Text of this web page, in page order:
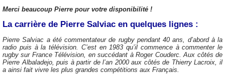
Merci beaucoup Pierre pour votre disponibilité !
La carrière de Pierre Salviac en quelques lignes :
Pierre Salviac a été commentateur de rugby pendant 40 ans, d’abord à la
radio puis à la télévision. C’est en 1983 qu’il commence à commenter le
rugby sur France Télévision, en succédant à Roger Couderc. Aux côtés de
Pierre Albaladejo, puis à partir de l’an 2000 aux côtés de Thierry Lacroix, il
a ainsi fait vivre les plus grandes compétitions aux Français.